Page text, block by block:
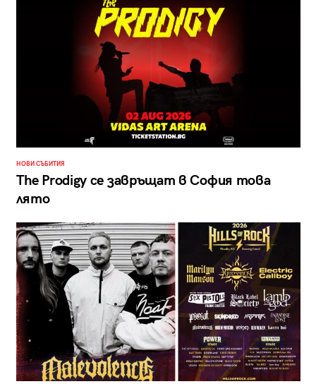
НОВИ СЪБИТИЯ
The Prodigy се завръщат в София това
лято